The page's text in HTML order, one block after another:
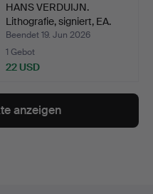
HANS VERDUIJN.
Lithografie, signiert, EA.
Beendet 19. Jun 2026
1 Gebot
22 USD
anzeigen